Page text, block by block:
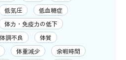
低気圧
低血糖症
体力・免疫力の低下
体調不良
体質
体重減少
余暇時間